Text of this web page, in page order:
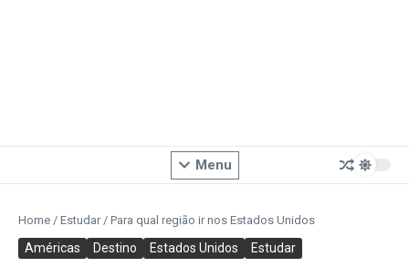
Menu
Home / Estudar / Para qual região ir nos Estados Unidos
Américas Destino Estados Unidos Estudar